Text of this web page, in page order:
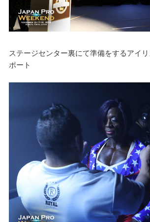
ステージセンター裏にて準備をするアイ
ポート